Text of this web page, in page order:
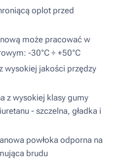
oplot przed
może pracować w
-30°C ÷ +50°C
wysokiej jakości przędzy
z wysokiej klasy gumy
- szczelna, gładka i
powłoka odporna na
brudu